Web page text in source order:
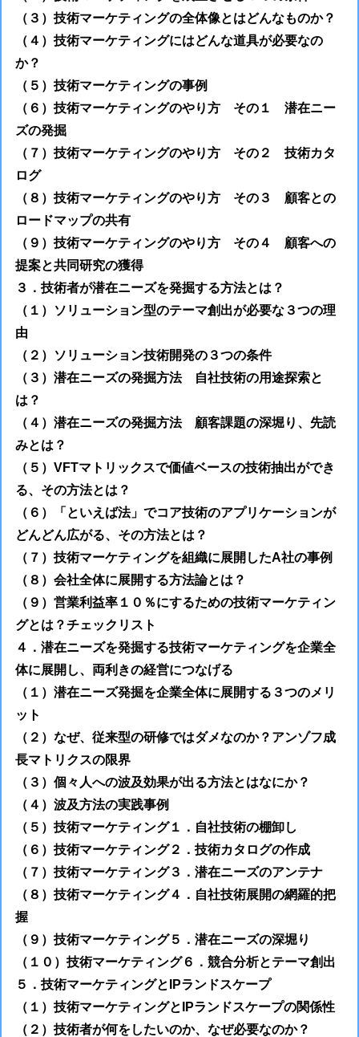
（３）技術マーケティングの全体像とはどんなものか？
（４）技術マーケティングにはどんな道具が必要なの
か？
（５）技術マーケティングの事例
（６）技術マーケティングのやり方 その１ 潜在ニー
ズの発掘
（７）技術マーケティングのやり方 その２ 技術カタ
ログ
（８）技術マーケティングのやり方 その３ 顧客との
ロードマップの共有
（９）技術マーケティングのやり方 その４ 顧客への
提案と共同研究の獲得
３．技術者が潜在ニーズを発掘する方法とは？
（１）ソリューション型のテーマ創出が必要な３つの理
由
（２）ソリューション技術開発の３つの条件
（３）潜在ニーズの発掘方法 自社技術の用途探索と
は？
（４）潜在ニーズの発掘方法 顧客課題の深堀り、先読
みとは？
（５）VFTマトリックスで価値ベースの技術抽出ができ
る、その方法とは？
（６）「といえば法」でコア技術のアプリケーションが
どんどん広がる、その方法とは？
（７）技術マーケティングを組織に展開したA社の事例
（８）会社全体に展開する方法論とは？
（９）営業利益率１０％にするための技術マーケティン
グとは？チェックリスト
４．潜在ニーズを発掘する技術マーケティングを企業全
体に展開し、両利きの経営につなげる
（１）潜在ニーズ発掘を企業全体に展開する３つのメリ
ット
（２）なぜ、従来型の研修ではダメなのか？アンゾフ成
長マトリクスの限界
（３）個々人への波及効果が出る方法とはなにか？
（４）波及方法の実践事例
（５）技術マーケティング１．自社技術の棚卸し
（６）技術マーケティング２．技術カタログの作成
（７）技術マーケティング３．潜在ニーズのアンテナ
（８）技術マーケティング４．自社技術展開の網羅的把
握
（９）技術マーケティング５．潜在ニーズの深堀り
（１０）技術マーケティング６．競合分析とテーマ創出
５．技術マーケティングとIPランドスケープ
（１）技術マーケティングとIPランドスケープの関係性
（２）技術者が何をしたいのか、なぜ必要なのか？